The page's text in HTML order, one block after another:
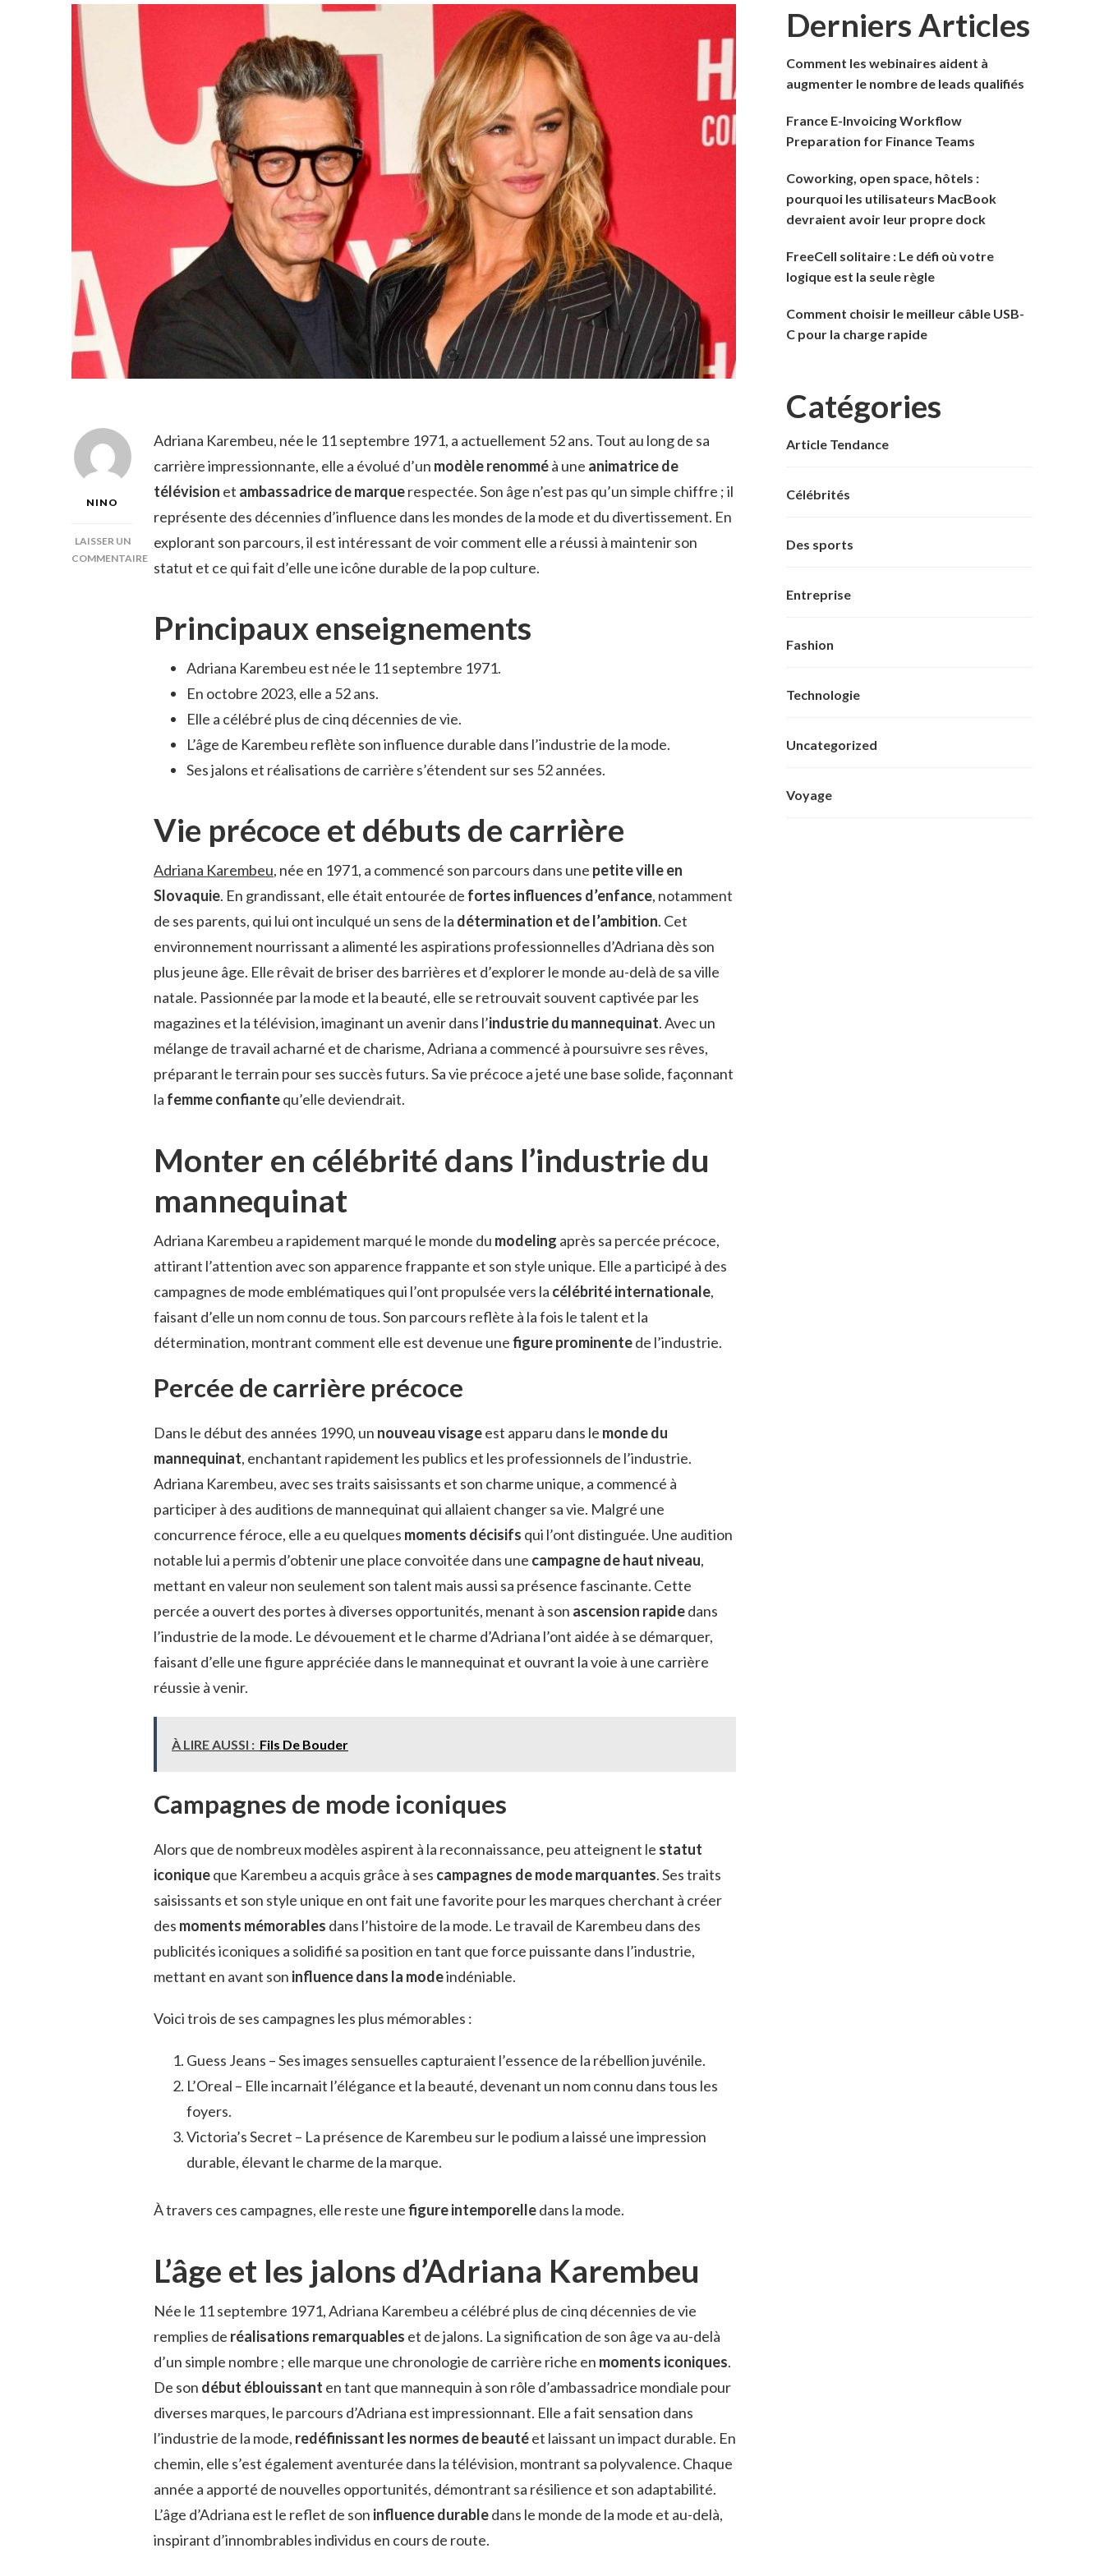
NINO
LAISSER UN
COMMENTAIRE
Adriana Karembeu, née le 11 septembre 1971, a actuellement 52 ans. Tout au long de sa
carrière impressionnante, elle a évolué d’un modèle renomméà une animatrice de
télévision et ambassadrice de marquerespectée. Son âge n’est pas qu’un simple chiffre ; il
représente des décennies d’influence dans les mondes de la mode et du divertissement. En
explorant son parcours, il est intéressant de voir comment elle a réussi à maintenir son
statut et ce qui fait d’elle une icône durable de la pop culture.
Principaux enseignements
Adriana Karembeu est née le 11 septembre 1971.
En octobre 2023, elle a 52 ans.
Elle a célébré plus de cinq décennies de vie.
L’âge de Karembeu reflète son influence durable dans l’industrie de la mode.
Ses jalons et réalisations de carrière s’étendent sur ses 52 années.
Vie précoce et débuts de carrière
Adriana Karembeu, née en 1971, a commencé son parcours dans une petite ville en
Slovaquie. En grandissant, elle était entourée de fortes influences d’enfance, notamment
de ses parents, qui lui ont inculqué un sens de la détermination et de l’ambition. Cet
environnement nourrissant a alimenté les aspirations professionnelles d’Adriana dès son
plus jeune âge. Elle rêvait de briser des barrières et d’explorer le monde au-delà de sa ville
natale. Passionnée par la mode et la beauté, elle se retrouvait souvent captivée par les
magazines et la télévision, imaginant un avenir dans l’industrie du mannequinat. Avec un
mélange de travail acharné et de charisme, Adriana a commencé à poursuivre ses rêves,
préparant le terrain pour ses succès futurs. Sa vie précoce a jeté une base solide, façonnant
la femme confiantequ’elle deviendrait.
Monter en célébrité dans l’industrie du
mannequinat
Adriana Karembeu a rapidement marqué le monde du modeling après sa percée précoce,
attirant l’attention avec son apparence frappante et son style unique. Elle a participé à des
campagnes de mode emblématiques qui l’ont propulsée vers la célébrité internationale,
faisant d’elle un nom connu de tous. Son parcours reflète à la fois le talent et la
détermination, montrant comment elle est devenue unefigure prominentede l’industrie.
Percée de carrière précoce
Dans le début des années 1990, un nouveau visageest apparu dans le monde du
mannequinat, enchantant rapidement les publics et les professionnels de l’industrie.
Adriana Karembeu, avec ses traits saisissants et son charme unique, a commencé à
participer à des auditions de mannequinat qui allaient changer sa vie. Malgré une
concurrence féroce, elle a eu quelques moments décisifs qui l’ont distinguée. Une audition
notable lui a permis d’obtenir une place convoitée dans une campagne de haut niveau,
mettant en valeur non seulement son talent mais aussi sa présence fascinante. Cette
percée a ouvert des portes à diverses opportunités, menant à son ascension rapidedans
l’industrie de la mode. Le dévouement et le charme d’Adriana l’ont aidée à se démarquer,
faisant d’elle une figure appréciée dans le mannequinat et ouvrant la voie à une carrière
réussie à venir.
À LIRE AUSSI : Fils De Bouder
Campagnes de mode iconiques
Alors que de nombreux modèles aspirent à la reconnaissance, peu atteignent le statut
iconiqueque Karembeu a acquis grâce à ses campagnes de mode marquantes. Ses traits
saisissants et son style unique en ont fait une favorite pour les marques cherchant à créer
des moments mémorables dans l’histoire de la mode. Le travail de Karembeu dans des
publicités iconiques a solidifié sa position en tant que force puissante dans l’industrie,
mettant en avant son influence dans la modeindéniable.
Voici trois de ses campagnes les plus mémorables :
Guess Jeans – Ses images sensuelles capturaient l’essence de la rébellion juvénile.
L’Oreal – Elle incarnait l’élégance et la beauté, devenant un nom connu dans tous les
foyers.
Victoria’s Secret – La présence de Karembeu sur le podium a laissé une impression
durable, élevant le charme de la marque.
À travers ces campagnes, elle reste unefigure intemporelledans la mode.
L’âge et les jalons d’Adriana Karembeu
Née le 11 septembre 1971, Adriana Karembeu a célébré plus de cinq décennies de vie
remplies de réalisations remarquables et de jalons. La signification de son âge va au-delà
d’un simple nombre ; elle marque une chronologie de carrière riche en moments iconiques.
De son début éblouissant en tant que mannequin à son rôle d’ambassadrice mondiale pour
diverses marques, le parcours d’Adriana est impressionnant. Elle a fait sensation dans
l’industrie de la mode, redéfinissant les normes de beautéet laissant un impact durable. En
chemin, elle s’est également aventurée dans la télévision, montrant sa polyvalence. Chaque
année a apporté de nouvelles opportunités, démontrant sa résilience et son adaptabilité.
L’âge d’Adriana est le reflet de son influence durabledans le monde de la mode et au-delà,
inspirant d’innombrables individus en cours de route.
Derniers Articles
Comment les webinaires aident à
augmenter le nombre de leads qualifiés
France E-Invoicing Workflow
Preparation for Finance Teams
Coworking, open space, hôtels :
pourquoi les utilisateurs MacBook
devraient avoir leur propre dock
FreeCell solitaire : Le défi où votre
logique est la seule règle
Comment choisir le meilleur câble USB-
C pour la charge rapide
Catégories
Article Tendance
Célébrités
Des sports
Entreprise
Fashion
Technologie
Uncategorized
Voyage